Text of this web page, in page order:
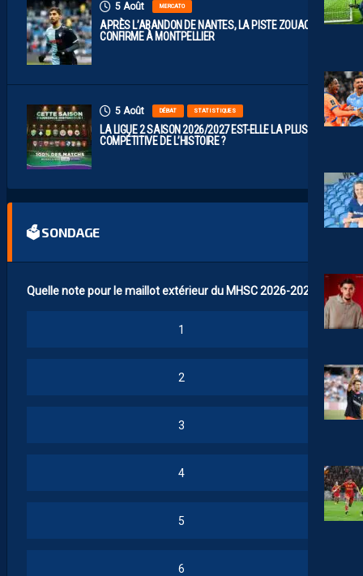
5 Août MERCATO
APRÈS L’ABANDON DE NANTES, LA PISTE ZOUAOUI SE
CONFIRME À MONTPELLIER
5 Août DÉBAT STATISTIQUES
LA LIGUE 2 SAISON 2026/2027 EST-ELLE LA PLUS
COMPÉTITIVE DE L’HISTOIRE ?
🗳 SONDAGE
Quelle note pour le maillot extérieur du MHSC 2026-2027 ?
1
2
3
4
5
6